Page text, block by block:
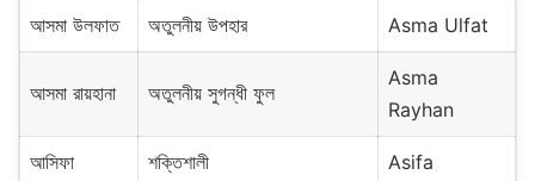
আসমা উলফাত অতুলনীয় উপহার Asma Ulfat
আসমা রায়হানা অতুলনীয় সুগন্ধী ফুল
Asma
Rayhan
আসিফা শক্তিশালী Asifa